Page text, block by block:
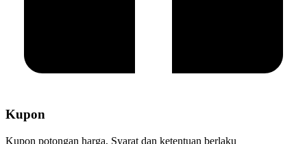
Kupon
Kupon potongan harga, Syarat dan ketentuan berlaku